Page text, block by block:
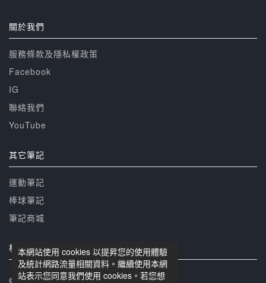
本網站使用 cookies 以提昇您的使用體驗
及統計網路流量相關資料。繼續使用本網
站表示您同意我們使用 cookies。若您想
關於我們
服務條款及隱私權政策
Facebook
IG
聯絡我們
YouTube
其它筆記
運動筆記
棒球筆記
筆記商城
相關網站
© 籃球筆記 版權所有